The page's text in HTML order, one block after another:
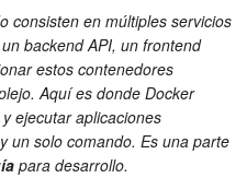
consisten en múltiples servicios
backend API, un frontend
estos contenedores
Aquí es donde Docker
ejecutar aplicaciones
un solo comando. Es una parte
para desarrollo.